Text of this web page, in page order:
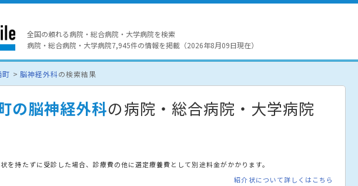
全国の頼れる病院・総合病院・大学病院を検索
病院・総合病院・大学病院7,945件の情報を掲載（2026年8月09日現在）
町 脳神経外科の検索結果
の脳神経外科の病院・総合病院・大学病院
を持たずに受診した場合、診療費の他に選定療養費として別途料金がかかります。
紹介状について詳しくはこちら